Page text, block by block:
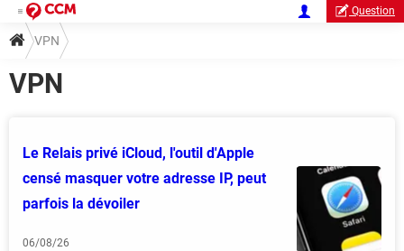
Question
VPN
VPN
Le Relais privé iCloud, l'outil d'Apple
censé masquer votre adresse IP, peut
parfois la dévoiler
06/08/26